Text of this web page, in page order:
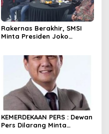
Rakernas Berakhir, SMSI
Minta Presiden Joko
Rancangan Perpres
Publisher Right
KEMERDEKAAN PERS : Dewan
Pers Dilarang Minta